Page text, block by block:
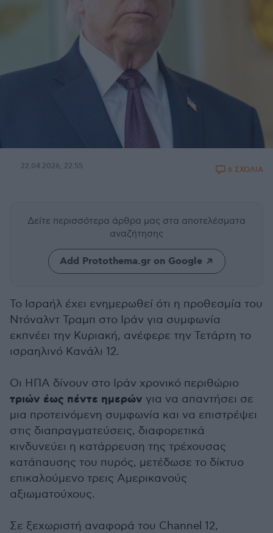
22.04.2026, 22:55 6 ΣΧΟΛΙΑ
Δείτε περισσότερα άρθρα μας στα αποτελέσματα
αναζήτησης
Add Protothema.gr on Google
Το Ισραήλ έχει ενημερωθεί ότι η προθεσμία του
Ντόναλντ Τραμπ στο Ιράν για συμφωνία
εκπνέει την Κυριακή, ανέφερε την Τετάρτη το
ισραηλινό Κανάλι 12.
Οι ΗΠΑ δίνουν στο Ιράν χρονικό περιθώριο
τριών έως πέντε ημερών για να απαντήσει σε
μια προτεινόμενη συμφωνία και να επιστρέψει
στις διαπραγματεύσεις, διαφορετικά
κινδυνεύει η κατάρρευση της τρέχουσας
κατάπαυσης του πυρός, μετέδωσε το δίκτυο
επικαλούμενο τρεις Αμερικανούς
αξιωματούχους.
Σε ξεχωριστή αναφορά του Channel 12,